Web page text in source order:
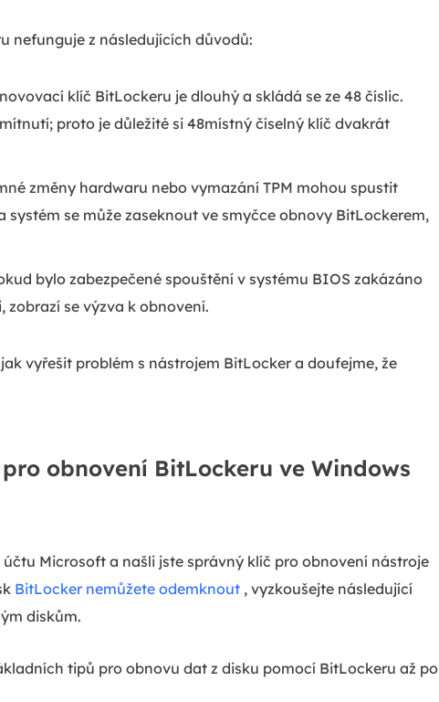
nefunguje z následujících důvodů:
klíč BitLockeru je dlouhý a skládá se ze 48 číslic.
proto je důležité si 48místný číselný klíč dvakrát
změny hardwaru nebo vymazání TPM mohou spustit
systém se může zaseknout ve smyčce obnovy BitLockerem,
bylo zabezpečené spouštění v systému BIOS zakázáno
se výzva k obnovení.
vyřešit problém s nástrojem BitLocker a doufejme, že
obnovení BitLockeru ve Windows
Microsoft a našli jste správný klíč pro obnovení nástroje
BitLocker nemůžete odemknout , vyzkoušejte následující
diskům.
tipů pro obnovu dat z disku pomocí BitLockeru až po